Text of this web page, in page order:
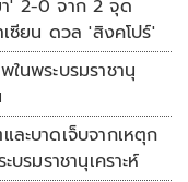
า' 2-0 จาก 2 จุด
ซียน ดวล 'สิงคโปร์'
นพระบรมราชานุ
ละบาดเจ็บจากเหตุก
บรมราชานุเคราะห์